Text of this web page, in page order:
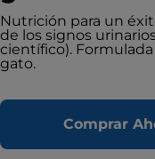
Nutrición para un
de los signos
científico).
gato.
Comprar